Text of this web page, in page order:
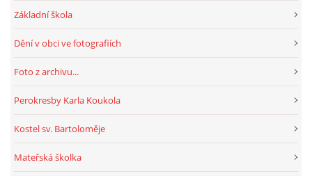
HRY, KVÍZY, VZDĚLÁVÁNÍ ON-LINE
Základní škola
Dění v obci ve fotografiích
Foto z archivu...
Perokresby Karla Koukola
Kostel sv. Bartoloměje
Mateřská školka